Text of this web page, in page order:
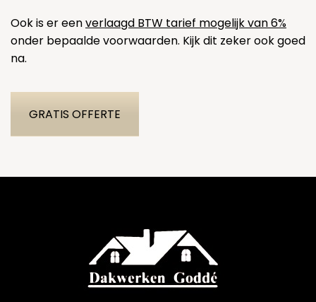
Ook is er eenverlaagd BTW tarief mogelijk van 6%
onder bepaalde voorwaarden. Kijk dit zeker ook goed
na.
GRATIS OFFERTE